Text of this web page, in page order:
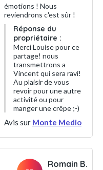
émotions ! Nous
reviendrons c'est sûr !
Réponse du
propriétaire :
Merci Louise pour ce
partage! nous
transmettrons a
Vincent qui sera ravi!
Au plaisir de vous
revoir pour une autre
activité ou pour
manger une crêpe ;-)
Avis sur Monte Medio
Romain B.